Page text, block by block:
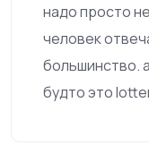
надо просто
человек
большинство.
будто это